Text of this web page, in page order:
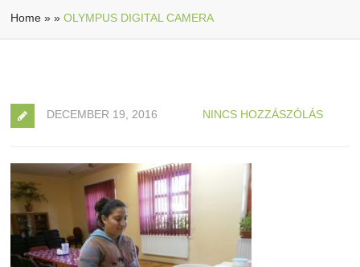
Home »»OLYMPUS DIGITAL CAMERA
DECEMBER 19, 2016 NINCS HOZZÁSZÓLÁS